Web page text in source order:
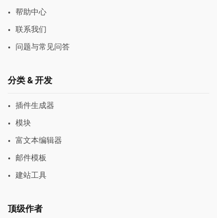
帮助中心
联系我们
问题与常见问答
分类 & 开发
插件生成器
模块
富文本编辑器
邮件模板
建站工具
顶级作者